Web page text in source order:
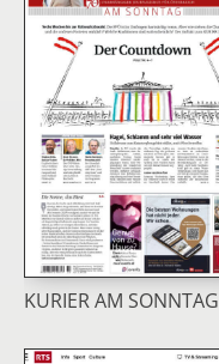
KURIER AM SONNTAG